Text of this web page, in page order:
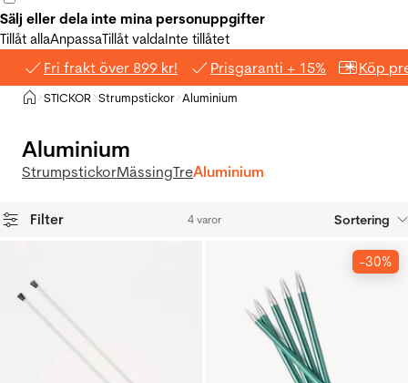
Sälj eller dela inte mina personuppgifter
Tillåt allaAnpassaTillåt valdaInte tillåtet
Fri frakt över 899 kr! Prisgaranti + 15% Köp
Hem
>STICKOR >Strumpstickor >
Aluminium
Aluminium
StrumpstickorMässingTreAluminium
Filter 4 varor Sortering
-30%